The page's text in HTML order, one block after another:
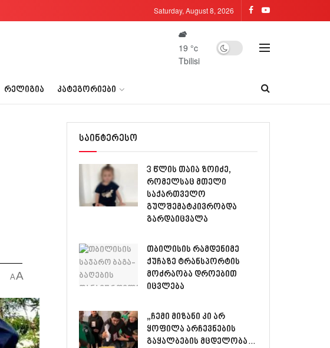
Saturday, August 8, 2026
19 °c
Tbilisi
ᲠᲔᲚᲘᲒᲘᲐ ᲙᲐᲢᲔᲒᲝᲠᲘᲔᲑᲘ
AA
საინტერესო
3 წლის თაია ზოიძე,
რომელსაც მთელი
საქართველო
გულშემატკივრობდა
გარდაიცვალა
თბილისის რამდენიმე
ქუჩაზე ტრანსპორტის
მოძრაობა დროებით
იცვლება
„ჩემი მიზანი კი არ
ყოფილა არჩევნების
გაყალბების მცდელობა…